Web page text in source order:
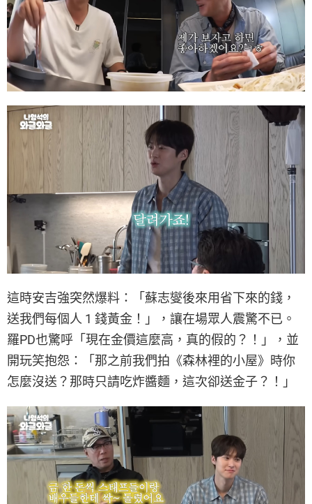
這時安吉強突然爆料：「蘇志燮後來用省下來的錢，
送我們每個人 1 錢黃金！」，讓在場眾人震驚不已。
羅PD也驚呼「現在金價這麼高，真的假的？！」，並
開玩笑抱怨：「那之前我們拍《森林裡的小屋》時你
怎麼沒送？那時只請吃炸醬麵，這次卻送金子？！」